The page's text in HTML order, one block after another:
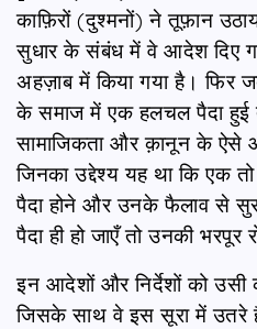
काफ़िरों (दुश्मनों) ने तूफ़ान
सुधार के संबंध में वे आदेश दिए
अहज़ाब में किया गया है। फिर
के समाज में एक हलचल पैदा हुई
सामाजिकता और क़ानून के ऐसे
जिनका उद्देश्य यह था कि एक
पैदा होने और उनके फैलाव से
पैदा ही हो जाएँ तो उनकी भरपूर
इन आदेशों और निर्देशों को
जिसके साथ वे इस सूरा में उतरे